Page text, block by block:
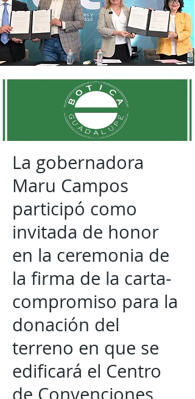
La gobernadora
Maru Campos
participó como
invitada de honor
en la ceremonia de
la firma de la carta-
compromiso para la
donación del
terreno en que se
edificará el Centro
de Convenciones